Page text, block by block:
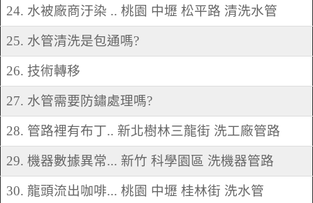
24. 水被廠商汙染 .. 桃園 中壢 松平路 清洗水管
25. 水管清洗是包通嗎?
26. 技術轉移
27. 水管需要防鏽處理嗎?
28. 管路裡有布丁.. 新北樹林三龍街 洗工廠管路
29. 機器數據異常... 新竹 科學園區 洗機器管路
30. 龍頭流出咖啡... 桃園 中壢 桂林街 洗水管